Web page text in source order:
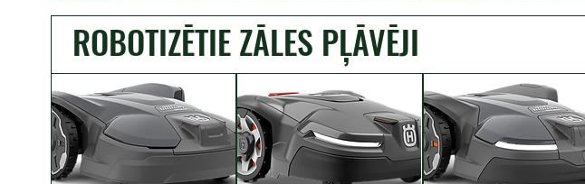
ROBOTIZĒTIE ZĀLES PĻĀVĒJI